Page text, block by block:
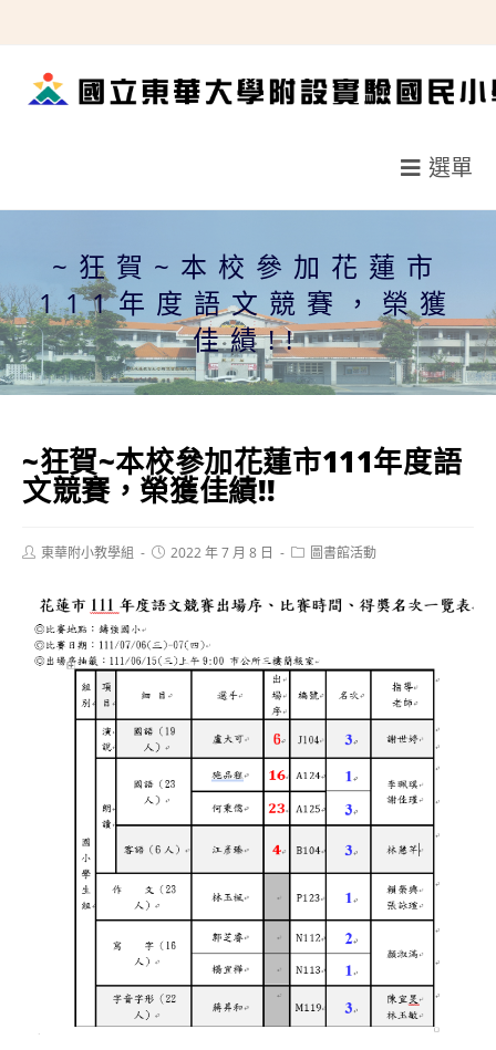
轉
選單
~狂賀~本校參加花蓮市
111年度語文競賽，榮獲
佳績!!
~狂賀~本校參加花蓮市111年度語
文競賽，榮獲佳績!!
Post東華附小教學組
Post2022 年 7 月 8 日
Post圖書館活動